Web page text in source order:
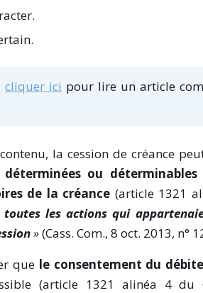
cliquer ici pour lire un article
la cession de créance
déterminées ou déterminables
de la créance (article 1321
toutes les actions qui
»(Cass. Com., 8 oct. 2013, n°
que le consentement du
(article 1321 alinéa 4 du